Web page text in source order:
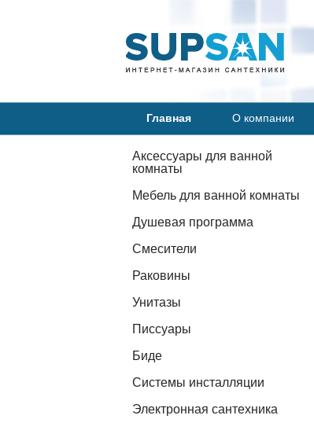
Главная О компании
Аксессуары для ванной
комнаты
Мебель для ванной комнаты
Душевая программа
Смесители
Раковины
Унитазы
Писсуары
Биде
Системы инсталляции
Электронная сантехника